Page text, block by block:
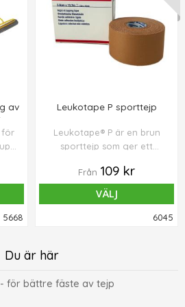
av
för
5668
Leukotape P sporttejp
Leukotape® P är en brun
sporttejp som ger ett
effektiv stabilisering av
leder vid hög belastning.
Förpackningen innehåller 1
st tejprulle 3,8 cm x 13,7 m.
Från 109 kr
VÄLJ
6045
Du är här
för bättre fäste av tejp